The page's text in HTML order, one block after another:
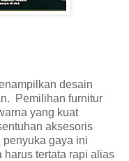
desain
Pemilihan furnitur
yang kuat
aksesoris
gaya ini
tertata rapi alias